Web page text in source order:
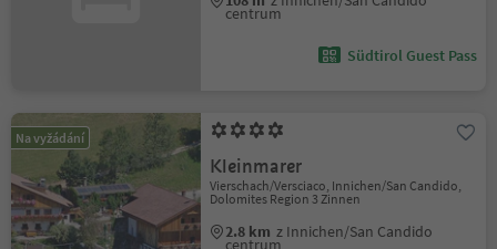
centrum
Südtirol Guest Pass
Na vyžádání
Kleinmarer
Vierschach/Versciaco, Innichen/San Candido,
Dolomites Region 3 Zinnen
2.8 km z Innichen/San Candido
centrum